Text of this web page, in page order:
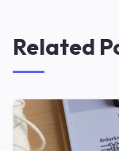
Related